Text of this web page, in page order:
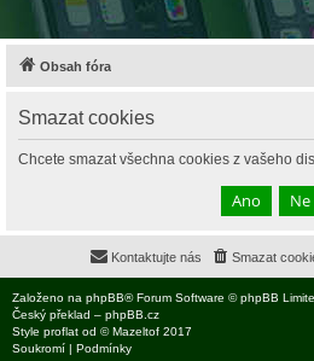
Obsah fóra
Smazat cookies
Chcete smazat všechna cookies z vašeho
Smazat
Kontaktujte nás
Založeno na phpBB® Forum Software © phpBB
Český překlad – phpBB.cz
Style proflat od ©Mazeltof 2017
Soukromí | Podmínky